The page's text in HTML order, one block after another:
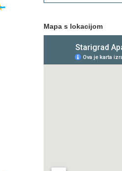
Mapa s lokacijom